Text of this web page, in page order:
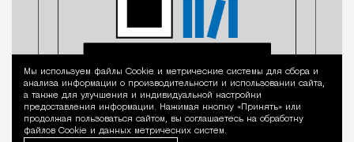
Уведомление
Мы используем файлы Сookie и метрические системы для сбора и
анализа информации о производительности и использовании сайта,
а также для улучшения и индивидуальной настройки
предоставления информации. Нажимая кнопку «Принять» или
продолжая пользоваться сайтом, вы соглашаетесь на обработку
файлов Cookie и данных метрических систем.